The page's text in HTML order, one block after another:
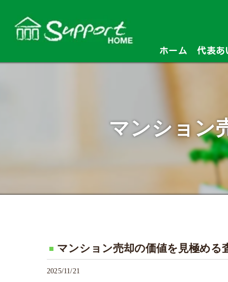
ホーム 代表あ
マンション
マンション売却の価値を見極める
2025/11/21